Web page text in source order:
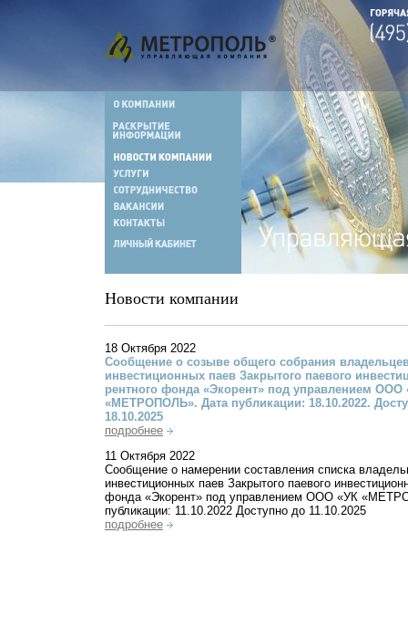
Новости компании
18 Октября 2022
Сообщение о созыве общего собрания
инвестиционных паев Закрытого паевого
рентного фонда «Экорент» под управлением ООО
«МЕТРОПОЛЬ». Дата публикации: 18.10.2022.
18.10.2025
подробнее
11 Октября 2022
Сообщение о намерении составления списка
инвестиционных паев Закрытого паевого
фонда «Экорент» под управлением ООО «УК
публикации: 11.10.2022 Доступно до 11.10.2025
подробнее